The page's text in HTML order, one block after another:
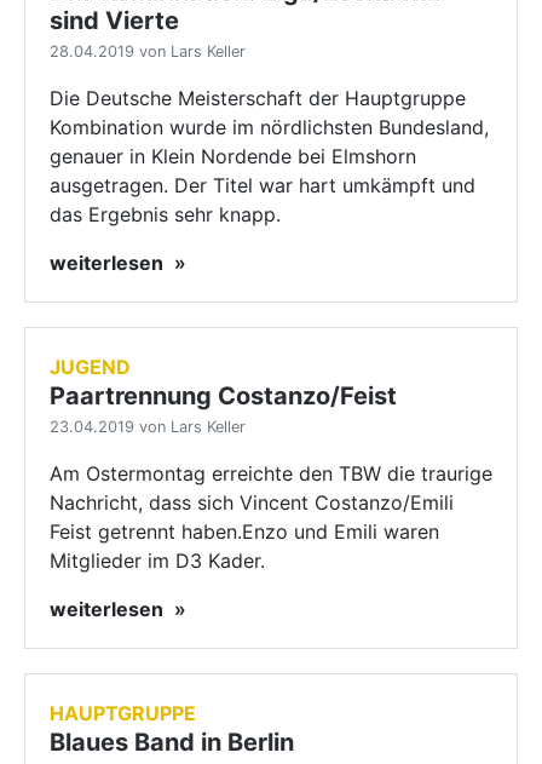
sind Vierte
28.04.2019 von Lars Keller
Die Deutsche Meisterschaft der Hauptgruppe
Kombination wurde im nördlichsten Bundesland,
genauer in Klein Nordende bei Elmshorn
ausgetragen. Der Titel war hart umkämpft und
das Ergebnis sehr knapp.
weiterlesen
JUGEND
Paartrennung Costanzo/Feist
23.04.2019 von Lars Keller
Am Ostermontag erreichte den TBW die traurige
Nachricht, dass sich Vincent Costanzo/Emili
Feist getrennt haben.Enzo und Emili waren
Mitglieder im D3 Kader.
weiterlesen
HAUPTGRUPPE
Blaues Band in Berlin